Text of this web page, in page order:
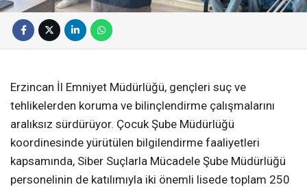
Erzincan İl Emniyet Müdürlüğü, gençleri suç ve
tehlikelerden koruma ve bilinçlendirme çalışmalarını
aralıksız sürdürüyor. Çocuk Şube Müdürlüğü
koordinesinde yürütülen bilgilendirme faaliyetleri
kapsamında, Siber Suçlarla Mücadele Şube Müdürlüğü
personelinin de katılımıyla iki önemli lisede toplam 250